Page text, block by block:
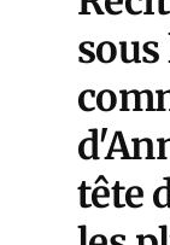
sous
tête